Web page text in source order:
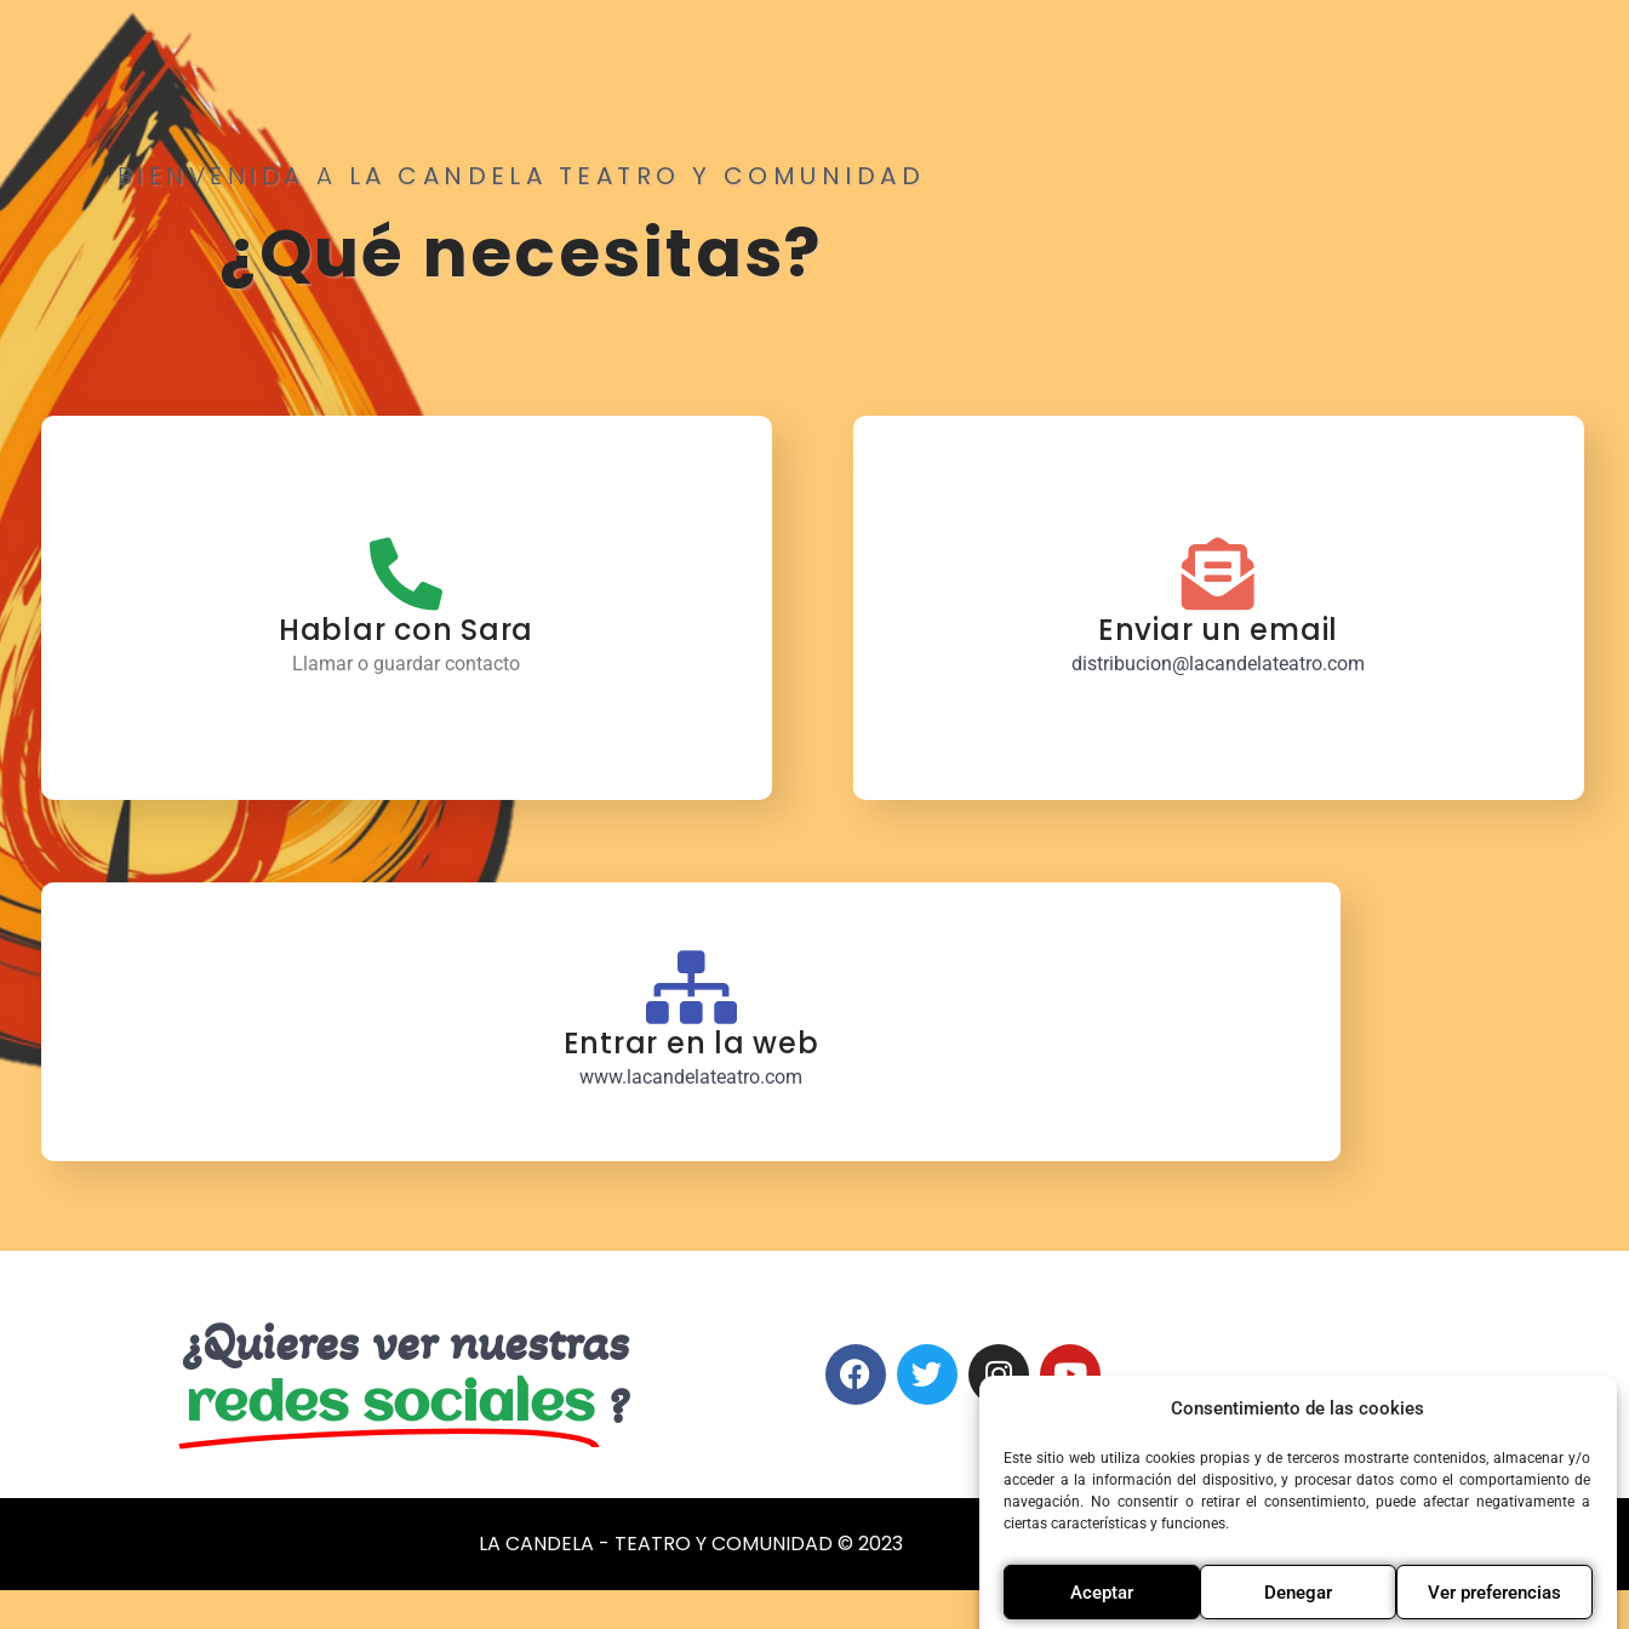
Consentimiento de las cookies
Este sitio web utiliza cookies propias y de terceros mostrarte contenidos, almacenar y/o
acceder a la información del dispositivo, y procesar datos como el comportamiento de
navegación. No consentir o retirar el consentimiento, puede afectar negativamente a
ciertas características y funciones.
Aceptar Denegar Ver preferencias
BIENVENIDA A LA CANDELA TEATRO Y COMUNIDAD
¿Qué necesitas?
Hablar con Sara
Llamar o guardar contacto
Enviar un email
distribucion@lacandelateatro.com
Entrar en la web
www.lacandelateatro.com
¿Quieres ver nuestras
redes sociales ?
LA CANDELA - TEATRO Y COMUNIDAD © 2023